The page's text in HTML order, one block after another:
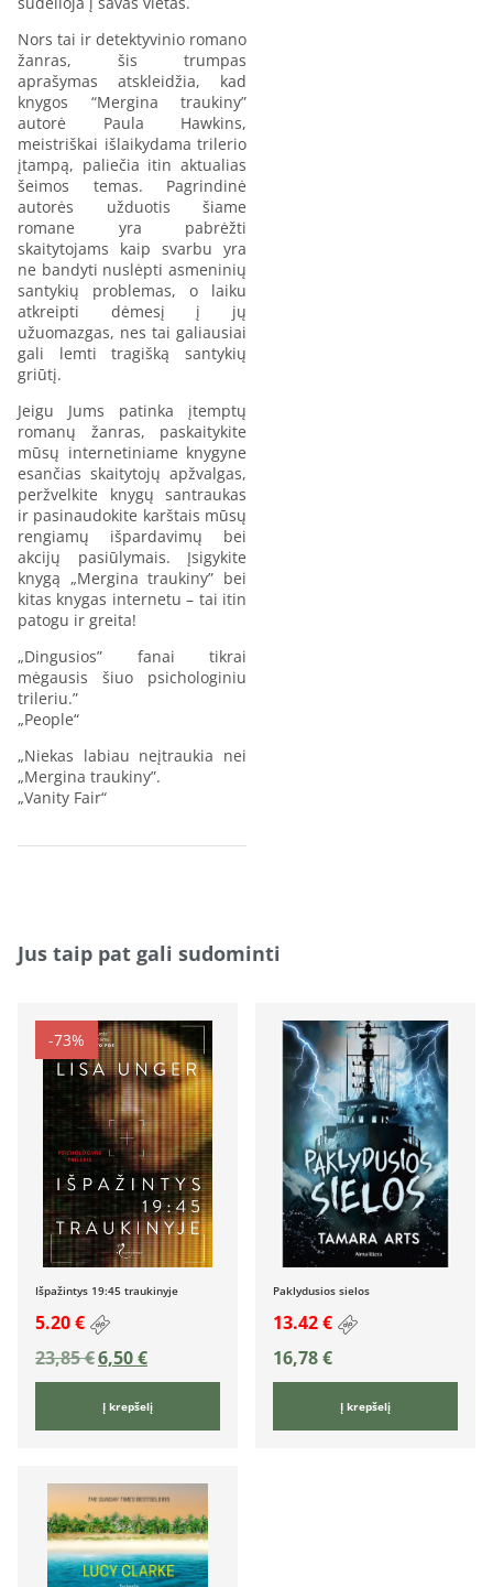
Nors tai ir detektyvinio romano
žanras, šis trumpas
aprašymas atskleidžia, kad
knygos “Mergina traukiny”
autorė Paula Hawkins,
meistriškai išlaikydama trilerio
įtampą, paliečia itin aktualias
šeimos temas. Pagrindinė
autorės užduotis šiame
romane yra pabrėžti
skaitytojams kaip svarbu yra
ne bandyti nuslėpti asmeninių
santykių problemas, o laiku
atkreipti dėmesį į jų
užuomazgas, nes tai galiausiai
gali lemti tragišką santykių
griūtį.
Jeigu Jums patinka įtemptų
romanų žanras, paskaitykite
mūsų internetiniame knygyne
esančias skaitytojų apžvalgas,
peržvelkite knygų santraukas
ir pasinaudokite karštais mūsų
rengiamų išpardavimų bei
akcijų pasiūlymais. Įsigykite
knygą „Mergina traukiny” bei
kitas knygas internetu – tai itin
patogu ir greita!
„Dingusios” fanai tikrai
mėgausis šiuo psichologiniu
trileriu.”
„People“
„Niekas labiau neįtraukia nei
„Mergina traukiny”.
„Vanity Fair“
Jus taip pat gali sudominti
-73%
Išpažintys 19:45 traukinyje
5.20 €
23,85€6,50€
Į krepšelį
Paklydusios sielos
13.42 €
16,78€
Į krepšelį